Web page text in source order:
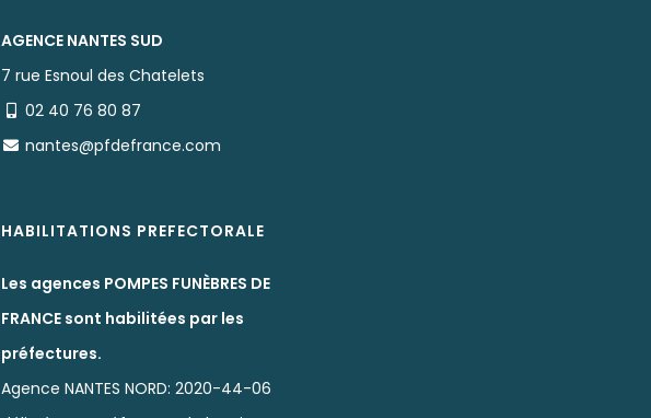
AGENCE NANTES SUD
7 rue Esnoul des Chatelets
02 40 76 80 87
nantes@pfdefrance.com
HABILITATIONS PREFECTORALE
Les agences POMPES FUNÈBRES DE
FRANCE sont habilitées par les
préfectures.
Agence NANTES NORD: 2020-44-06